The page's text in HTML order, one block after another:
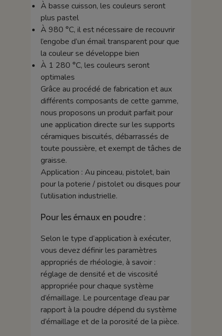
À basse cuisson, les couleurs seront
plus pastel
À 980 °C, il est nécessaire de recouvrir
l’engobe d’un émail transparent pour que
la couleur se développe bien
À 1 280 °C, les couleurs seront
optimales
Grâce au procédé de fabrication et aux
différents composants de cette gamme,
nous proposons un produit parfait pour
une application directe sur les supports
céramiques biscuités, débarrassés de
toute poussière, et exempt de tâches de
graisse.
Application : Au pinceau, pistolet, bain
pour la poterie / pistolet ou disques pour
l’utilisation industrielle.
Pour les émaux en poudre :
Selon le type d’application à exécuter,
vous devez définir les paramètres
appropriés de rhéologie, à savoir :
réglage de densité et de viscosité
appropriée pour chaque système
d’émaillage. Le pourcentage d’eau par
rapport à la poudre dépend du système
d’émaillage et de la porosité de la pièce.